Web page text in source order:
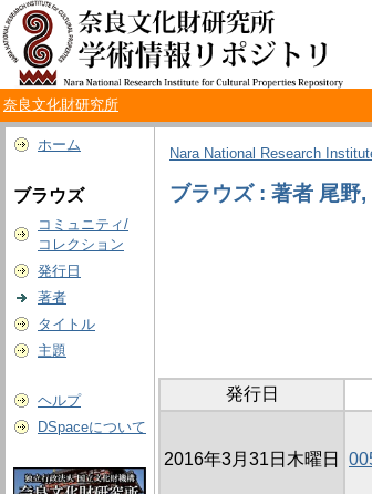
奈良文化財研究所
ホーム
ブラウズ
コミュニティ/
コレクション
発行日
著者
タイトル
主題
ヘルプ
DSpaceについて
Nara National Research
ブラウズ : 著者 尾野,
発行日
2016年3月31日木曜日